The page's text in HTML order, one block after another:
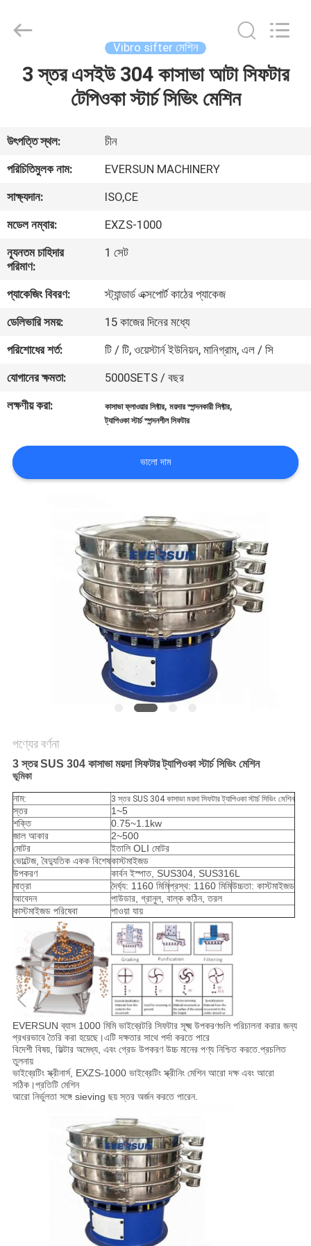
বাড়ি
VR
প্রদর্শন
আমাদের
সম্পর্কে
কারখানা
ভ্রমণ
মান
নিয়ন্ত্রণ
যোগাযোগ
করুন
Reserved.
Vibro sifter মেশিন
3 স্তর এসইউ 304 কাসাভা আটা সিফটার
টেপিওকা স্টার্চ সিভিং মেশিন
উৎপত্তি স্থল:
চীন
পরিচিতিমুলক নাম:
EVERSUN MACHINERY
সাক্ষ্যদান:
ISO,CE
মডেল নম্বার:
EXZS-1000
ন্যূনতম চাহিদার
পরিমাণ:
1 সেট
প্যাকেজিং বিবরণ:
স্ট্যান্ডার্ড এক্সপোর্ট কাঠের প্যাকেজ
ডেলিভারি সময়:
15 কাজের দিনের মধ্যে
পরিশোধের শর্ত:
টি / টি, ওয়েস্টার্ন ইউনিয়ন, মানিগ্রাম, এল / সি
যোগানের ক্ষমতা:
5000SETS / বছর
লক্ষণীয় করা:
কাসাভা ফ্লাওয়ার সিফ্টার,ময়দার স্পন্দনকারী সিফ্টার,
ট্যাপিওকা স্টার্চ স্পন্দনশীল সিফটার
ভালো দাম
পণ্যের বর্ণনা
3 স্তর SUS 304 কাসাভা ময়দা সিফটার ট্যাপিওকা স্টার্চ সিভিং মেশিন
ভূমিকা
নাম:
3 স্তর SUS 304 কাসাভা ময়দা সিফটার ট্যাপিওকা স্টার্চ সিভিং মেশিন
স্তর
1~5
শক্তি
0.75~1.1kw
জাল আকার
2~500
মোটর
ইতালি OLI মোটর
ভোল্টেজ, বৈদ্যুতিক একক বিশেষকাস্টমাইজড
উপকরণ
কার্বন ইস্পাত, SUS304, SUS316L
মাত্রা
দৈর্ঘ্য: 1160 মিমিপ্রস্থ: 1160 মিমিউচ্চতা: কাস্টমাইজড
আবেদন
পাউডার, গ্রানুল, বাল্ক কঠিন, তরল
কাস্টমাইজড পরিষেবা
পাওয়া যায়
EVERSUN ব্যাস 1000 মিমি ভাইব্রেটরি সিফটার সূক্ষ্ম উপকরণগুলি পরিচালনা করার জন্য
প্রখরভাবে তৈরি করা হয়েছে।এটি দক্ষতার সাথে পর্দা করতে পারে
বিদেশী বিষয়, ফিল্টার অমেধ্য, এবং গ্রেড উপকরণ উচ্চ মানের পণ্য নিশ্চিত করতে.প্রচলিত
তুলনায়
ভাইব্রেটিং স্ক্রীনার্স, EXZS-1000 ভাইব্রেটিং স্ক্রীনিং মেশিন আরো দক্ষ এবং আরো
সঠিক।প্রতিটি মেশিন
আরো নির্ভুলতা সঙ্গে sieving ছয় স্তর অর্জন করতে পারেন.